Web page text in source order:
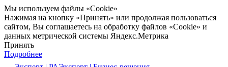
Мы используем файлы «Cookie»
Нажимая на кнопку «Принять» или продолжая пользоваться
сайтом, Вы соглашаетесь на обработку файлов «Cookie» и
данных метрической системы Яндекс.Метрика
Принять
Подробнее